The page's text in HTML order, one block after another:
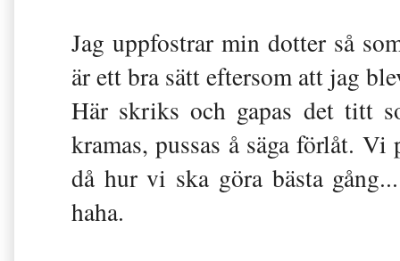
Jag uppfostrar min dotter så
är ett bra sätt eftersom att jag
Här skriks och gapas det titt
kramas, pussas å säga förlåt.
då hur vi ska göra bästa
haha.